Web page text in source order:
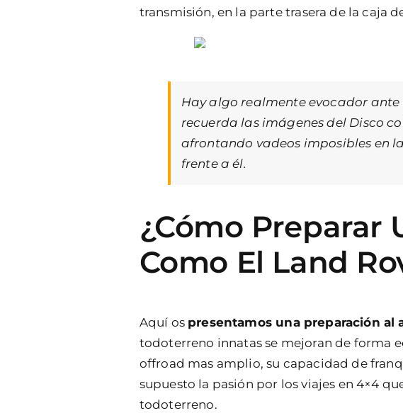
transmisión, en la parte trasera de la caja
Hay algo realmente evocador ante
recuerda las imágenes del Disco
afrontando vadeos imposibles en
frente a él.
¿Cómo Preparar
Como El Land
Aquí os presentamos una preparación al
todoterreno innatas se mejoran de forma
offroad mas amplio, su capacidad de
supuesto la pasión por los viajes en 4×4
todoterreno.